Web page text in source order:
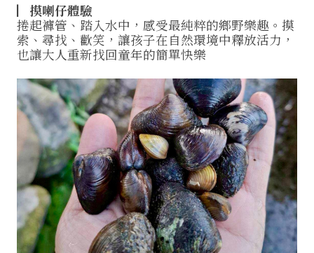
▏摸喇仔體驗
捲起褲管、踏入水中，感受最純粹的鄉野樂趣。摸
索、尋找、歡笑，讓孩子在自然環境中釋放活力，
也讓大人重新找回童年的簡單快樂